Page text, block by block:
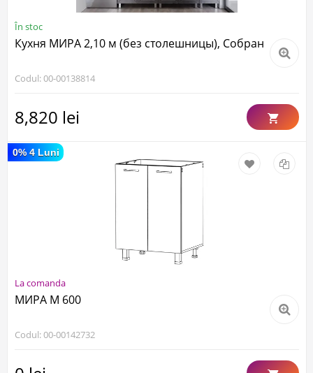
În stoc
Кухня МИРА 2,10 м (без столешницы), Собран
Codul: 00-00138814
8,820 lei
La comanda
МИРА М 600
Codul: 00-00142732
0% 4 Luni